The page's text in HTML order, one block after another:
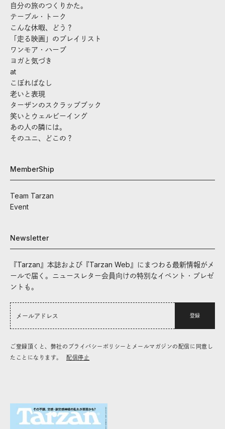
自分の旅のつくりかた。
テーブル・トーク
こんな休暇、どう？
「走る映画」のプレイリスト
ワンモア・ハーブ
ヨガと気づき
at
こぼればなし
老いと表現
ターザンのスクラップブック
笑いとウェルビーイング
あの人の隣には。
そのユニ、どこの？
MemberShip
Team Tarzan
Event
Newsletter
『Tarzan』本誌および『Tarzan Web』にまつわる最新情報がメ
ールで届く。ニュースレター会員向けの特別なイベント・プレゼ
ントも。
登録
ご登録頂くと、弊社のプライバシーポリシーとメールマガジンの配信に同意し
たことになります。
配信停止